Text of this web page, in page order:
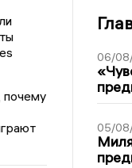
почему
06/
05/